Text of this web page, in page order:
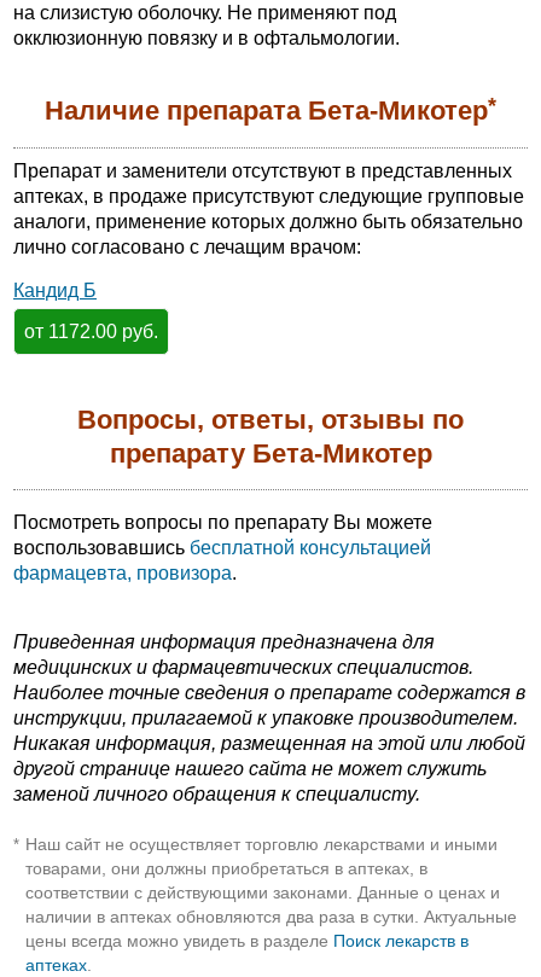
на слизистую оболочку. Не применяют под
окклюзионную повязку и в офтальмологии.
Наличие препарата Бета-Микотер*
Препарат и заменители отсутствуют в представленных
аптеках, в продаже присутствуют следующие групповые
аналоги, применение которых должно быть обязательно
лично согласовано с лечащим врачом:
Кандид Б
от 1172.00 руб.
Вопросы, ответы, отзывы по
препарату Бета-Микотер
Посмотреть вопросы по препарату Вы можете
воспользовавшись бесплатной консультацией
фармацевта, провизора.
Приведенная информация предназначена для
медицинских и фармацевтических специалистов.
Наиболее точные сведения о препарате содержатся в
инструкции, прилагаемой к упаковке производителем.
Никакая информация, размещенная на этой или любой
другой странице нашего сайта не может служить
заменой личного обращения к специалисту.
* Наш сайт не осуществляет торговлю лекарствами и иными
товарами, они должны приобретаться в аптеках, в
соответствии с действующими законами. Данные о ценах и
наличии в аптеках обновляются два раза в сутки. Актуальные
цены всегда можно увидеть в разделе Поиск лекарств в
аптеках.